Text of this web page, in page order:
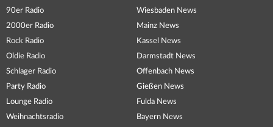
90er Radio
2000er Radio
Rock Radio
Oldie Radio
Schlager Radio
Party Radio
Lounge Radio
Weihnachtsradio
Wiesbaden News
Mainz News
Kassel News
Darmstadt News
Offenbach News
Gießen News
Fulda News
Bayern News